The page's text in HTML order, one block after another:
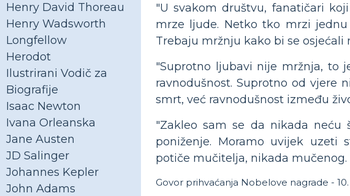
Henry David Thoreau
Henry Wadsworth
Longfellow
Herodot
Ilustrirani Vodič za
Biografije
Isaac Newton
Ivana Orleanska
Jane Austen
JD Salinger
Johannes Kepler
John Adams
"U svakom društvu, fanatičari
mrze ljude. Netko tko mrzi
Trebaju mržnju kako bi se osjećali
"Suprotno ljubavi nije mržnja, to
ravnodušnost. Suprotno od vjere
smrt, već ravnodušnost između
"Zakleo sam se da nikada
poniženje. Moramo uvijek uzeti
potiče mučitelja, nikada mučenog.
Govor prihvaćanja Nobelove nagrade -